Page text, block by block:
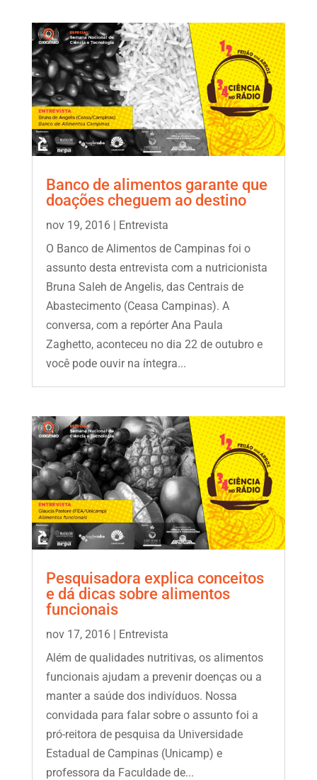
Banco de alimentos garante que
doações cheguem ao destino
nov 19, 2016| Entrevista
O Banco de Alimentos de Campinas foi o
assunto desta entrevista com a nutricionista
Bruna Saleh de Angelis, das Centrais de
Abastecimento (Ceasa Campinas). A
conversa, com a repórter Ana Paula
Zaghetto, aconteceu no dia 22 de outubro e
você pode ouvir na íntegra...
Pesquisadora explica conceitos
e dá dicas sobre alimentos
funcionais
nov 17, 2016| Entrevista
Além de qualidades nutritivas, os alimentos
funcionais ajudam a prevenir doenças ou a
manter a saúde dos indivíduos. Nossa
convidada para falar sobre o assunto foi a
pró-reitora de pesquisa da Universidade
Estadual de Campinas (Unicamp) e
professora da Faculdade de...